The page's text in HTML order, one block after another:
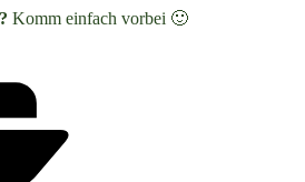
Komm einfach vorbei 🙂